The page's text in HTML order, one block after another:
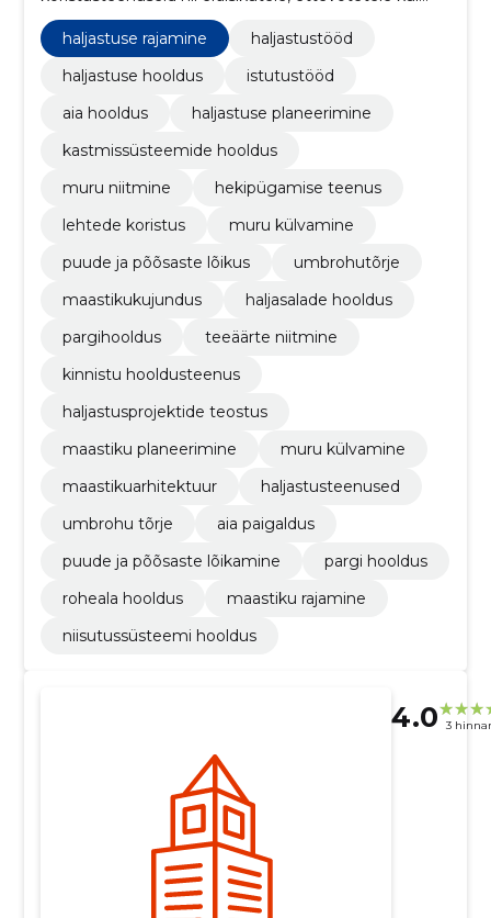
korteriühistutele. Meie meeskond töötab kiiresti,
korralikult.
haljastuse rajamine
haljastustööd
haljastuse hooldus
istutustööd
aia hooldus
haljastuse planeerimine
kastmissüsteemide hooldus
muru niitmine
hekipügamise teenus
lehtede koristus
muru külvamine
puude ja põõsaste lõikus
umbrohutõrje
maastikukujundus
haljasalade hooldus
pargihooldus
teeäärte niitmine
kinnistu hooldusteenus
haljastusprojektide teostus
maastiku planeerimine
muru külvamine
maastikuarhitektuur
haljastusteenused
umbrohu tõrje
aia paigaldus
puude ja põõsaste lõikamine
pargi hooldus
roheala hooldus
maastiku rajamine
niisutussüsteemi hooldus
4.0 3